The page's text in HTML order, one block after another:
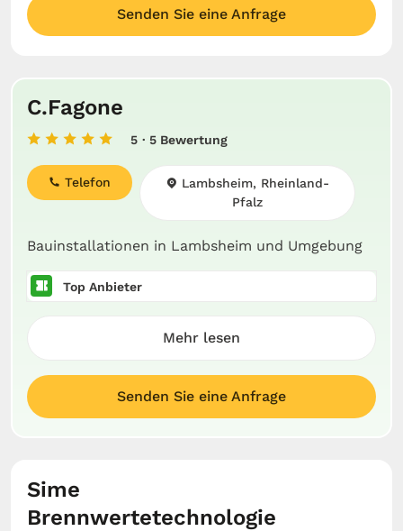
Senden Sie eine Anfrage
C.Fagone
5 · 5 Bewertung
Bauinstallationen in Lambsheim und Umgebung
Telefon
Lambsheim, Rheinland-
Pfalz
Top Anbieter
Mehr lesen
Senden Sie eine Anfrage
Sime
Brennwertetechnologie